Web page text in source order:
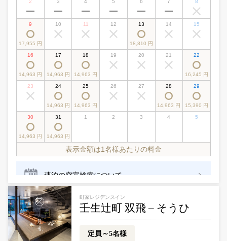
町家レジデンスイン
壬生辻町 双飛 – そうひ
定員～5名様